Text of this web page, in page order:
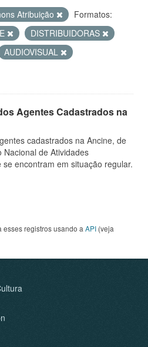
Atribuição
Formatos:
DISTRIBUIDORAS
AUDIOVISUAL
Agentes Cadastrados na
cadastrados na Ancine, de
de Atividades
encontram em situação regular.
esses registros usando a API (veja